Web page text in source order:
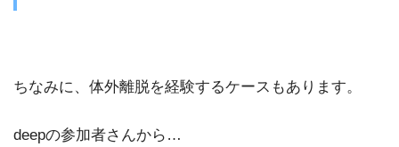
ちなみに、体外離脱を経験するケースもあります。
deepの参加者さんから…